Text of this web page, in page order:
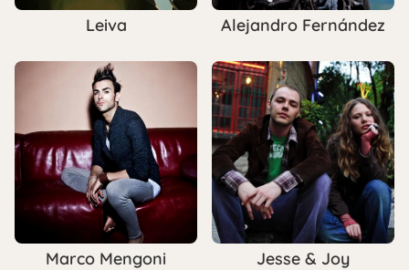
Leiva Alejandro Fernández
Marco Mengoni Jesse & Joy